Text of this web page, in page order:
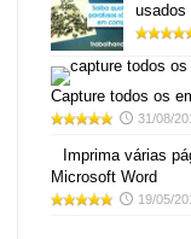
usados
Capture todos os
31/08/
Imprima várias
Microsoft Word
19/05/